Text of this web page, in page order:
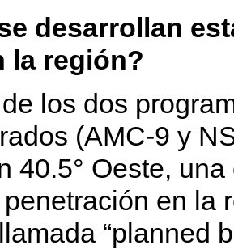
desarrollan
la región?
los dos
(AMC-9 y
40.5° Oeste,
en la
“planned